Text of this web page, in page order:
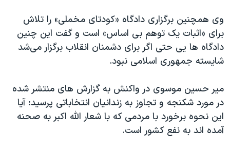
وی همچنین برگزاری دادگاه‌ «کودتای مخملی» را تلاش
برای «اثبات یک توهم بی ‌اساس» است و گفت این چنین
دادگاه‌ ها یی حتی اگر برای دشمنان انقلاب برگزار می‌شد
شایسته جمهوری اسلامی نبود.
میر حسین موسوی در واکنش به گزارش‌ های منتشر شده
در مورد شکنجه و تجاوز به زندانیان انتخاباتی پرسید: آیا
این نحوه برخورد با مردمی که با شعار الله اکبر به صحنه
آمده اند به نفع کشور است.